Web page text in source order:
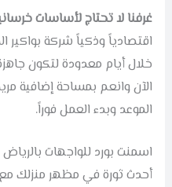
غرفنا لا تحتاج لأساسات
اقتصادياً وذكياً شركة بواكير
خلال أيام معدودة لتكون
الآن وانعم بمساحة إضافية
الموعد وبدء العمل فوراً.
اسمنت بورد للواجهات بالرياض
أحدث ثورة في مظهر منزلك مع